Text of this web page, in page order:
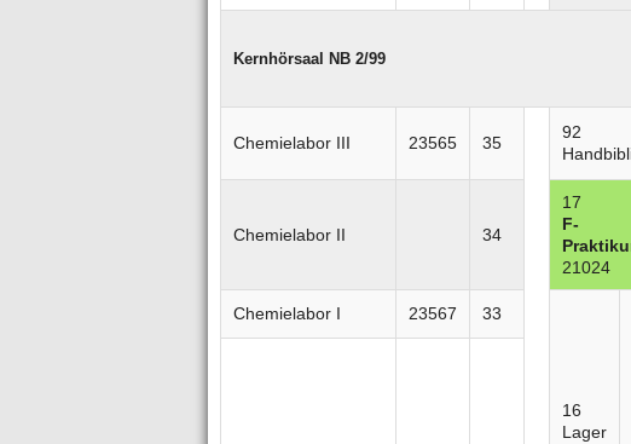
Kernhörsaal NB 2/99
Chemielabor III 23565 35
92
Chemielabor II 34
17
F-
21024
Chemielabor I 23567 33
16
Lager